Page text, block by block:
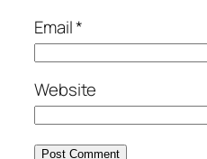
Email*
Website